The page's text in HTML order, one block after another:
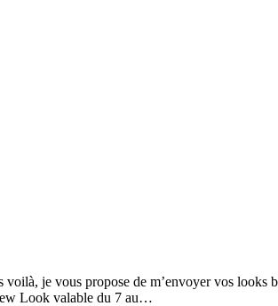
je vous propose de m’envoyer vos
Look valable du 7 au…